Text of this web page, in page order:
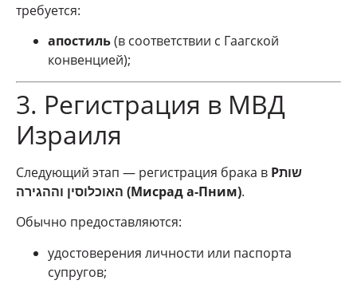
требуется:
апостиль(в соответствии с Гаагской
конвенцией);
3. Регистрация в МВД
Израиля
Следующий этап — регистрация брака в Рשות
האוכלוסין וההגירה (Мисрад а-Пним).
Обычно предоставляются:
удостоверения личности или паспорта
супругов;